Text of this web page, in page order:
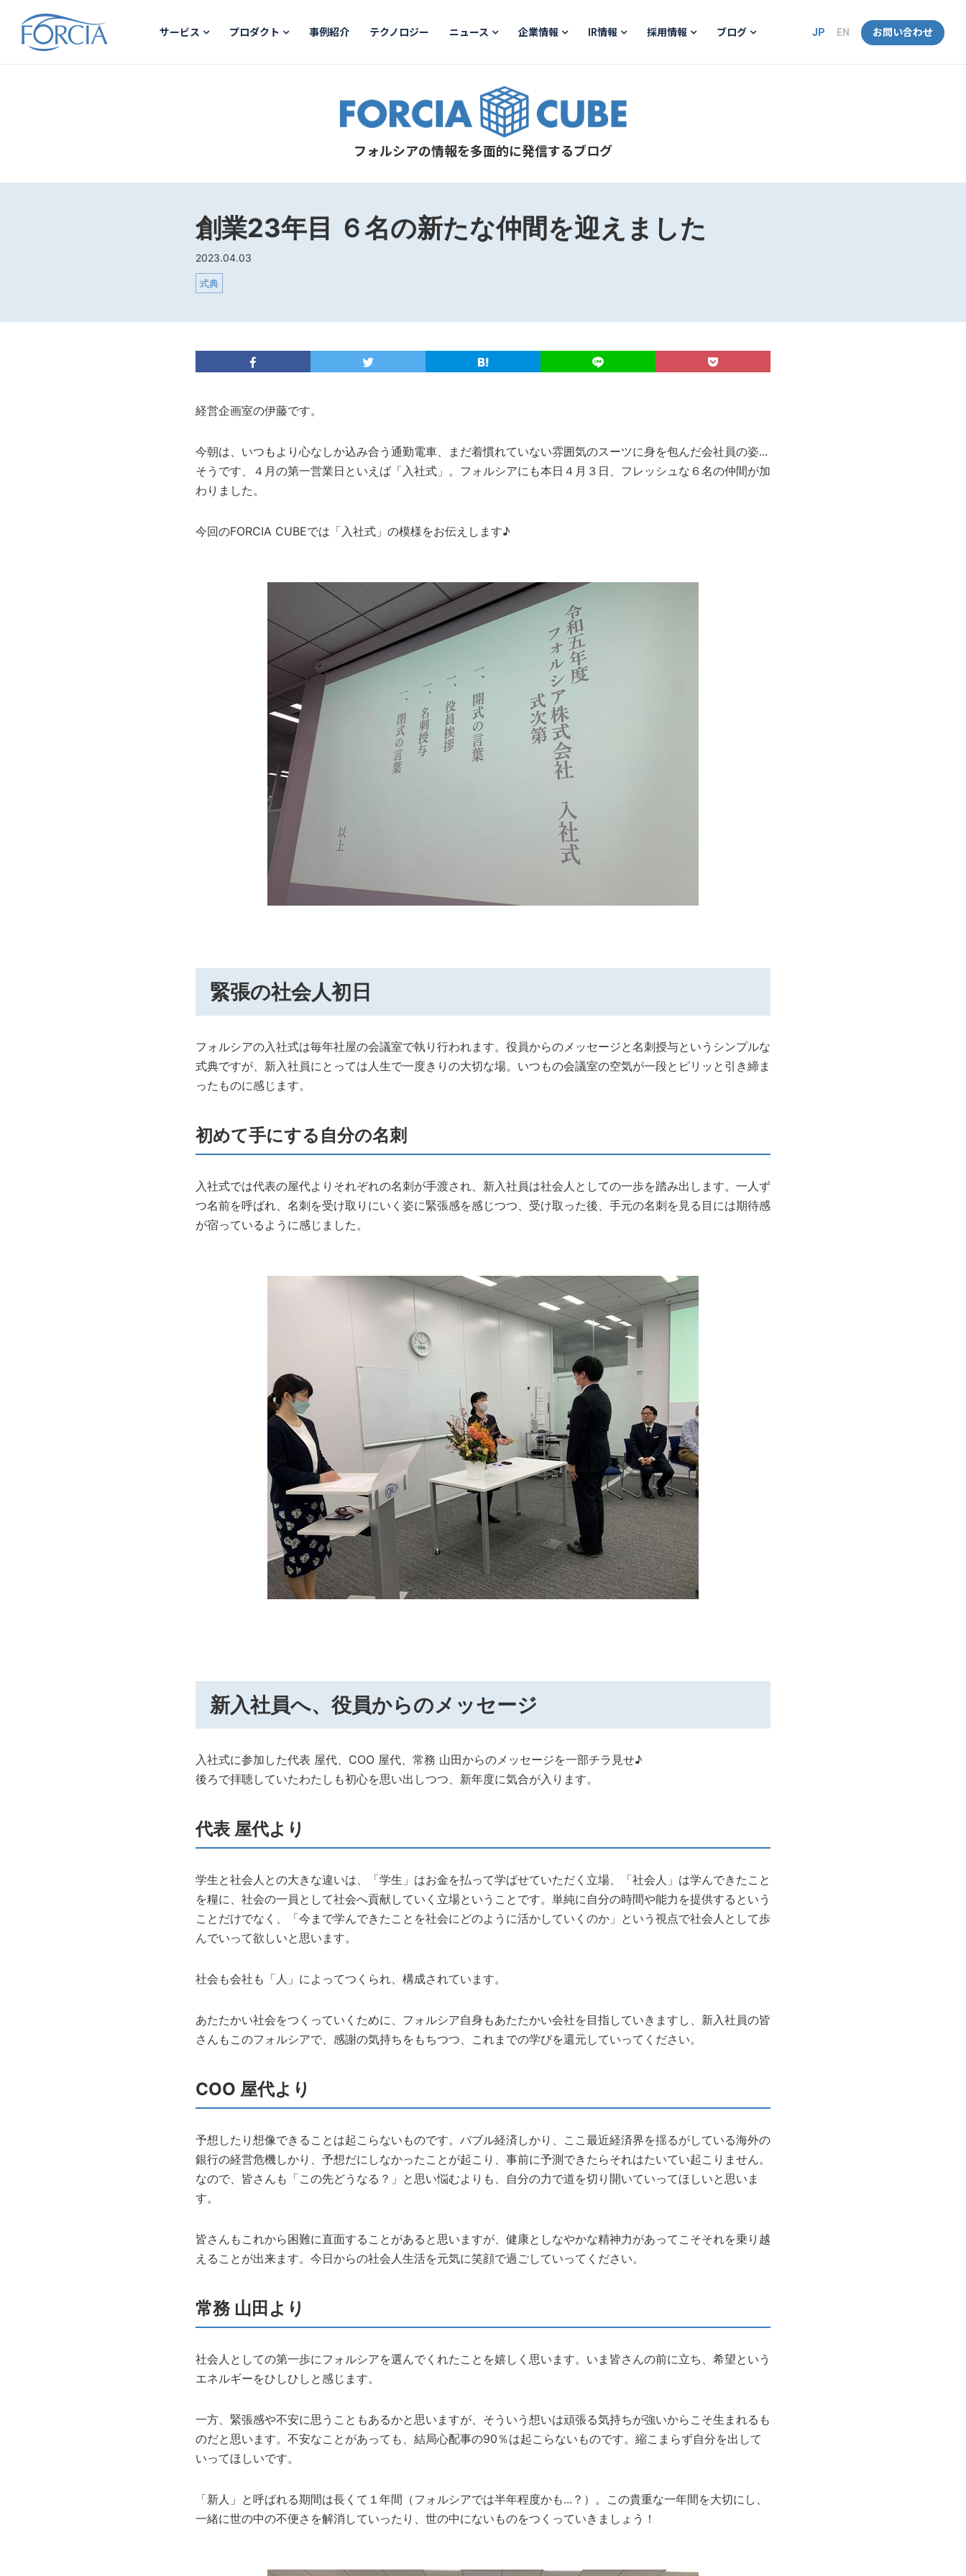
サービス プロダクト 事例紹介 テクノロジー ニュース 企業情報 IR情報 採用情報 ブログ JP EN お問い合わせ
フォルシアの情報を多面的に発信するブログ
創業23年目 ６名の新たな仲間を迎えました
2023.04.03
式典
経営企画室の伊藤です。
今朝は、いつもより心なしか込み合う通勤電車、まだ着慣れていない雰囲気のスーツに身を包んだ会社員の姿...
そうです、４月の第一営業日といえば「入社式」。フォルシアにも本日４月３日、フレッシュな６名の仲間が加
わりました。
今回のFORCIA CUBEでは「入社式」の模様をお伝えします♪
緊張の社会人初日
フォルシアの入社式は毎年社屋の会議室で執り行われます。役員からのメッセージと名刺授与というシンプルな
式典ですが、新入社員にとっては人生で一度きりの大切な場。いつもの会議室の空気が一段とピリッと引き締ま
ったものに感じます。
初めて手にする自分の名刺
入社式では代表の屋代よりそれぞれの名刺が手渡され、新入社員は社会人としての一歩を踏み出します。一人ず
つ名前を呼ばれ、名刺を受け取りにいく姿に緊張感を感じつつ、受け取った後、手元の名刺を見る目には期待感
が宿っているように感じました。
新入社員へ、役員からのメッセージ
入社式に参加した代表 屋代、COO 屋代、常務 山田からのメッセージを一部チラ見せ♪
後ろで拝聴していたわたしも初心を思い出しつつ、新年度に気合が入ります。
代表 屋代より
学生と社会人との大きな違いは、「学生」はお金を払って学ばせていただく立場、「社会人」は学んできたこと
を糧に、社会の一員として社会へ貢献していく立場ということです。単純に自分の時間や能力を提供するという
ことだけでなく、「今まで学んできたことを社会にどのように活かしていくのか」という視点で社会人として歩
んでいって欲しいと思います。
社会も会社も「人」によってつくられ、構成されています。
あたたかい社会をつくっていくために、フォルシア自身もあたたかい会社を目指していきますし、新入社員の皆
さんもこのフォルシアで、感謝の気持ちをもちつつ、これまでの学びを還元していってください。
COO 屋代より
予想したり想像できることは起こらないものです。バブル経済しかり、ここ最近経済界を揺るがしている海外の
銀行の経営危機しかり、予想だにしなかったことが起こり、事前に予測できたらそれはたいてい起こりません。
なので、皆さんも「この先どうなる？」と思い悩むよりも、自分の力で道を切り開いていってほしいと思いま
す。
皆さんもこれから困難に直面することがあると思いますが、健康としなやかな精神力があってこそそれを乗り越
えることが出来ます。今日からの社会人生活を元気に笑顔で過ごしていってください。
常務 山田より
社会人としての第一歩にフォルシアを選んでくれたことを嬉しく思います。いま皆さんの前に立ち、希望という
エネルギーをひしひしと感じます。
一方、緊張感や不安に思うこともあるかと思いますが、そういう想いは頑張る気持ちが強いからこそ生まれるも
のだと思います。不安なことがあっても、結局心配事の90％は起こらないものです。縮こまらず自分を出して
いってほしいです。
「新人」と呼ばれる期間は長くて１年間（フォルシアでは半年程度かも...？）。この貴重な一年間を大切にし、
一緒に世の中の不便さを解消していったり、世の中にないものをつくっていきましょう！